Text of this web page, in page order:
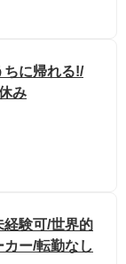
ちに帰れる!/
み
経験可/世界的
ー/転勤なし